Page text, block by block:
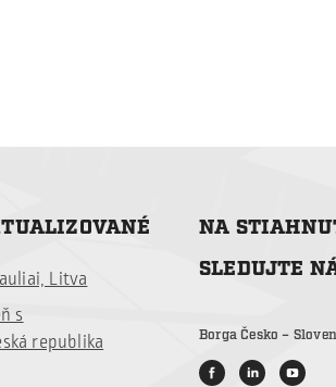
Litva
s
republika
NA
SLEDUJTE
Borga Česko –